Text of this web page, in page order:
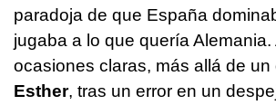
paradoja de que España
jugaba a lo que quería Alemania.
ocasiones claras, más allá de un
Esther, tras un error en un